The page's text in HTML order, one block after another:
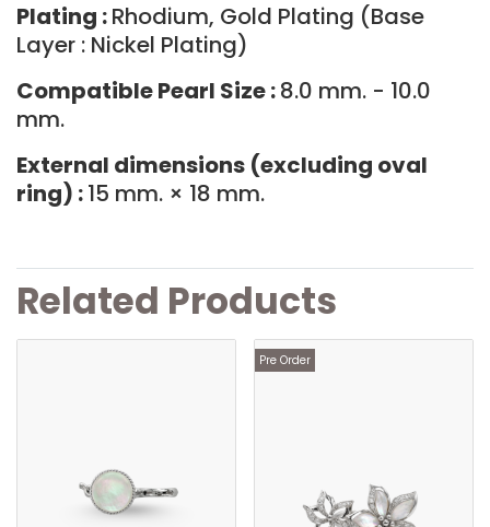
Plating :Rhodium, Gold Plating (Base
Layer : Nickel Plating)
Compatible Pearl Size :8.0 mm. - 10.0
mm.
External dimensions (excluding oval
ring) :15 mm. × 18 mm.
Related Products
Pre Order